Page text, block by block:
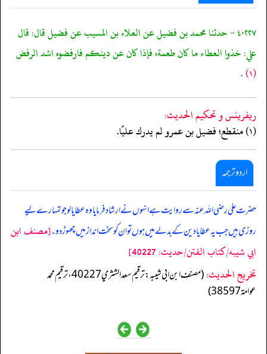
٤٠٢٢٧ - حدثنا محمد بن فضيل عن العلاء بن المسيب عن فضيل قال: قال
علي: خذوا العطاء ما كان طعمة، فإذا كان عن دينكم فارفضوه اشد الرفض
(١) .
ريفرينس و تحكيم الحدیث:
(١) منقطع؛ فضيل بن عمرو لم يدرك عليًا.
اردو ترجمہ
حضرت علی رضی اللہ عنہ سے روایت ہے انہوں نے ارشاد فرمایا وہ عطا یا لو جو تمہارے لیے
روزی ہیں جب یہ عطا یا دین کے بدلے میں ہوں تو ان کو سخت انداز میں چھوڑ دو۔[مصنف ابن
ابي شيبه/كتاب الفتن/حدیث: 40227]
تخریج الحدیث:
(مصنف ابن ابي شيبه: ترقيم سعد الشثري 40227، ترقيم محمد
عوامة 38597)